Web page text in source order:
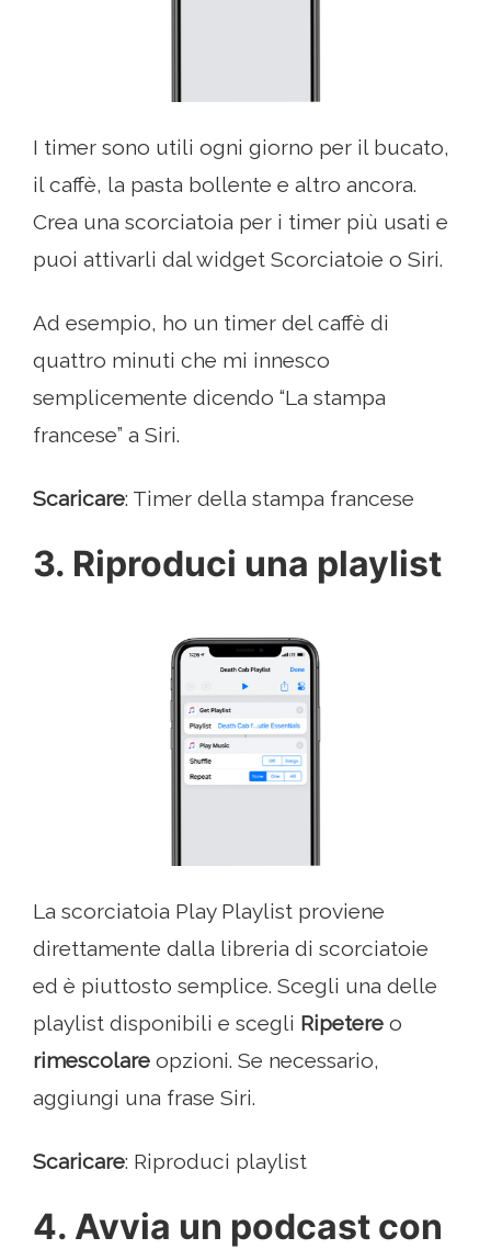
I timer sono utili ogni giorno per il bucato,
il caffè, la pasta bollente e altro ancora.
Crea una scorciatoia per i timer più usati e
puoi attivarli dal widget Scorciatoie o Siri.
Ad esempio, ho un timer del caffè di
quattro minuti che mi innesco
semplicemente dicendo “La stampa
francese” a Siri.
Scaricare: Timer della stampa francese
3. Riproduci una playlist
La scorciatoia Play Playlist proviene
direttamente dalla libreria di scorciatoie
ed è piuttosto semplice. Scegli una delle
playlist disponibili e scegli Ripetere o
rimescolare opzioni. Se necessario,
aggiungi una frase Siri.
Scaricare: Riproduci playlist
4. Avvia un podcast con